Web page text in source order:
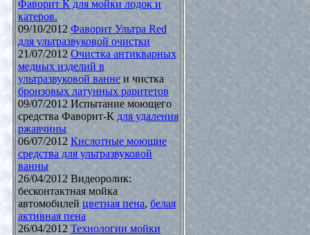
Фаворит К для мойки лодок и
катеров.
09/10/2012 Фаворит Ультра Red
для ультразвуковой очистки
21/07/2012 Очистка антикварных
медных изделий в
ультразвуковой ваннеи чистка
бронзовых латунных раритетов
09/07/2012 Испытание моющего
средства Фаворит-К для удаления
ржавчины
06/07/2012 Кислотные моющие
средства для ультразвуковой
ванны
26/04/2012 Видеоролик:
бесконтактная мойка
автомобилей цветная пена, белая
активная пена
26/04/2012 Технологии мойки